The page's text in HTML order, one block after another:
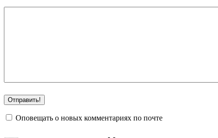
Оповещать о новых комментариях по почте